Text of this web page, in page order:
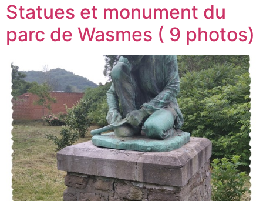
Statues et monument du
parc de Wasmes ( 9 photos)